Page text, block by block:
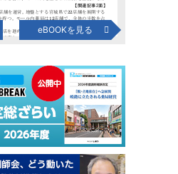
eBOOKを見る